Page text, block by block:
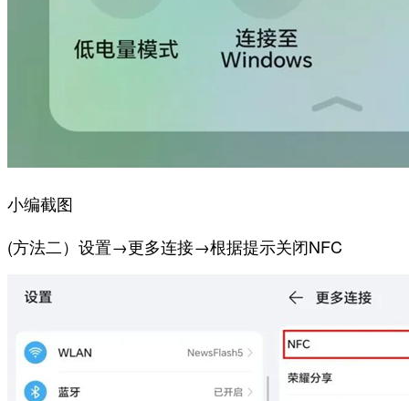
小编截图
(方法二）设置→更多连接→根据提示关闭NFC